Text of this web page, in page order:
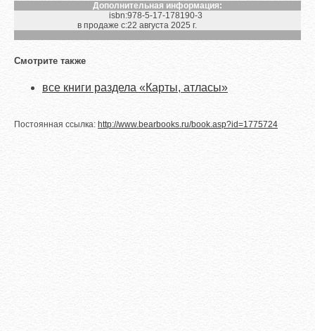
Дополнительная информация:
isbn:978-5-17-178190-3
в продаже с:22 августа 2025 г.
Смотрите также
все книги раздела «Карты, атласы»
Постоянная ссылка: http://www.bearbooks.ru/book.asp?id=1775724